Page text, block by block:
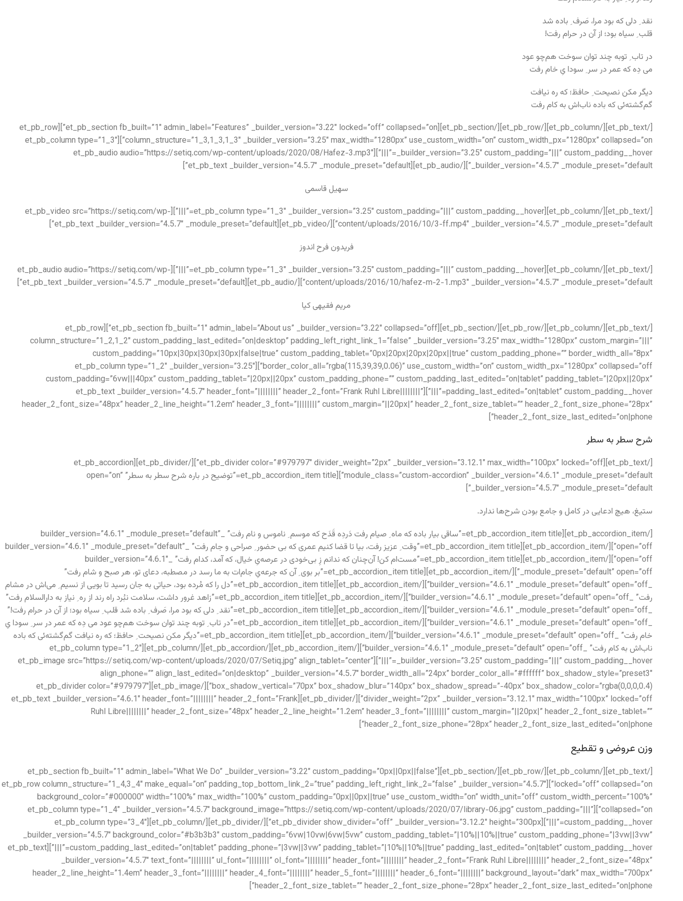
نقد ِ دلی که بود مرا، صَرف ِ باده شد
قلب ِ سیاه بود؛ از آن در حرام رفت!
در تاب ِ توبه چند توان سوخت هم‌چو عود
می دِه که عمر در سر ِ سودا یِ خام رفت
دیگر مکن نصیحت ِ حافظ؛ که ره نیافت
گم‌گشته‌ئی که باده ناب‌اش به کام رفت
[/et_pb_text][/et_pb_column][/et_pb_row][/et_pb_section][et_pb_section fb_built=”1″ admin_label=”Features” _builder_version=”3.22″ locked=”off” collapsed=”on”][et_pb_row
column_structure=”1_3,1_3,1_3″ _builder_version=”3.25″ max_width=”1280px” use_custom_width=”on” custom_width_px=”1280px” collapsed=”on”][et_pb_column type=”1_3″
_builder_version=”3.25″ custom_padding=”|||” custom_padding__hover=”|||”][et_pb_audio audio=”https://setiq.com/wp-content/uploads/2020/08/Hafez-3.mp3″
_builder_version=”4.5.7″ _module_preset=”default”][/et_pb_audio][et_pb_text _builder_version=”4.5.7″ _module_preset=”default”]
سهیل قاسمی
[/et_pb_text][/et_pb_column][et_pb_column type=”1_3″ _builder_version=”3.25″ custom_padding=”|||” custom_padding__hover=”|||”][et_pb_video src=”https://setiq.com/wp-
content/uploads/2016/10/3-ff.mp4″ _builder_version=”4.5.7″ _module_preset=”default”][/et_pb_video][et_pb_text _builder_version=”4.5.7″ _module_preset=”default”]
فریدون فرح اندوز
[/et_pb_text][/et_pb_column][et_pb_column type=”1_3″ _builder_version=”3.25″ custom_padding=”|||” custom_padding__hover=”|||”][et_pb_audio audio=”https://setiq.com/wp-
content/uploads/2016/10/hafez-m-2-1.mp3″ _builder_version=”4.5.7″ _module_preset=”default”][/et_pb_audio][et_pb_text _builder_version=”4.5.7″ _module_preset=”default”]
مریم فقیهی کیا
[/et_pb_text][/et_pb_column][/et_pb_row][/et_pb_section][et_pb_section fb_built=”1″ admin_label=”About us” _builder_version=”3.22″ collapsed=”off”][et_pb_row
column_structure=”1_2,1_2″ custom_padding_last_edited=”on|desktop” padding_left_right_link_1=”false” _builder_version=”3.25″ max_width=”1280px” custom_margin=”|||”
custom_padding=”10px|30px|30px|30px|false|true” custom_padding_tablet=”0px|20px|20px|20px||true” custom_padding_phone=”” border_width_all=”8px”
border_color_all=”rgba(115,39,39,0.06)” use_custom_width=”on” custom_width_px=”1280px” collapsed=”off”][et_pb_column type=”1_2″ _builder_version=”3.25″
custom_padding=”6vw|||40px” custom_padding_tablet=”|20px||20px” custom_padding_phone=”” custom_padding_last_edited=”on|tablet” padding_tablet=”|20px||20px”
padding_last_edited=”on|tablet” custom_padding__hover=”|||”][et_pb_text _builder_version=”4.5.7″ header_font=”||||||||” header_2_font=”Frank Ruhl Libre||||||||”
header_2_font_size=”48px” header_2_line_height=”1.2em” header_3_font=”||||||||” custom_margin=”||20px|” header_2_font_size_tablet=”” header_2_font_size_phone=”28px”
header_2_font_size_last_edited=”on|phone”]
شرح سطر به سطر
[/et_pb_text][et_pb_divider color=”#979797″ divider_weight=”2px” _builder_version=”3.12.1″ max_width=”100px” locked=”off”][/et_pb_divider][et_pb_accordion
module_class=”custom-accordion” _builder_version=”4.6.1″ _module_preset=”default”][et_pb_accordion_item title=”توضیح در باره شرح سطر به سطر” open=”on”
_builder_version=”4.5.7″ _module_preset=”default”]
ستیغ، هیچ ادعایی در کامل و جامع بودن شرح‌ها ندارد.
[/et_pb_accordion_item][et_pb_accordion_item title=”ساقی بیار باده که ماه ِ صیام رفت دَردِه قَدَح که موسم ِ ناموس و نام رفت” _builder_version=”4.6.1″ _module_preset=”default”
open=”off”][/et_pb_accordion_item][et_pb_accordion_item title=”وقت ِ عزیز رفت، بیا تا قضا کنیم عمری که بی حضور ِ صراحی و جام رفت” _builder_version=”4.6.1″ _module_preset=”default”
open=”off”][/et_pb_accordion_item][et_pb_accordion_item title=”مست‌ام کن! آن‌چنان که ندانم زِ بی‌خودی در عرصه‌یِ خیال، که آمد، کدام رفت” _builder_version=”4.6.1″
_module_preset=”default” open=”off”][/et_pb_accordion_item][et_pb_accordion_item title=”بر بوی ِ آن که جرعه‌یِ جام‌ات به ما رسد در مصطبه، دعای تو، هر صبح و شام رفت”
_builder_version=”4.6.1″ _module_preset=”default” open=”off”][/et_pb_accordion_item][et_pb_accordion_item title=”دل را که مُرده بود، حیاتی به جان رسید تا بویی از نسیم ِ می‌اش در مشام
رفت” _builder_version=”4.6.1″ _module_preset=”default” open=”off”][/et_pb_accordion_item][et_pb_accordion_item title=”زاهد غرور داشت، سلامت نبُرد راه رند از ره ِ نیاز به دارالسلام رفت”
_builder_version=”4.6.1″ _module_preset=”default” open=”off”][/et_pb_accordion_item][et_pb_accordion_item title=”نقد ِ دلی که بود مرا، صَرف ِ باده شد قلب ِ سیاه بود؛ از آن در حرام رفت!”
_builder_version=”4.6.1″ _module_preset=”default” open=”off”][/et_pb_accordion_item][et_pb_accordion_item title=”در تاب ِ توبه چند توان سوخت هم‌چو عود می دِه که عمر در سر ِ سودا یِ
خام رفت” _builder_version=”4.6.1″ _module_preset=”default” open=”off”][/et_pb_accordion_item][et_pb_accordion_item title=”دیگر مکن نصیحت ِ حافظ؛ که ره نیافت گم‌گشته‌ئی که باده
ناب‌اش به کام رفت” _builder_version=”4.6.1″ _module_preset=”default” open=”off”][/et_pb_accordion_item][/et_pb_accordion][/et_pb_column][et_pb_column type=”1_2″
_builder_version=”3.25″ custom_padding=”|||” custom_padding__hover=”|||”][et_pb_image src=”https://setiq.com/wp-content/uploads/2020/07/Setiq.jpg” align_tablet=”center”
align_phone=”” align_last_edited=”on|desktop” _builder_version=”4.5.7″ border_width_all=”24px” border_color_all=”#ffffff” box_shadow_style=”preset3″
box_shadow_vertical=”70px” box_shadow_blur=”140px” box_shadow_spread=”-40px” box_shadow_color=”rgba(0,0,0,0.4)”][/et_pb_image][et_pb_divider color=”#979797″
divider_weight=”2px” _builder_version=”3.12.1″ max_width=”100px” locked=”off”][/et_pb_divider][et_pb_text _builder_version=”4.6.1″ header_font=”||||||||” header_2_font=”Frank
Ruhl Libre||||||||” header_2_font_size=”48px” header_2_line_height=”1.2em” header_3_font=”||||||||” custom_margin=”||20px|” header_2_font_size_tablet=””
header_2_font_size_phone=”28px” header_2_font_size_last_edited=”on|phone”]
وزن عروضی و تقطیع
[/et_pb_text][/et_pb_column][/et_pb_row][/et_pb_section][et_pb_section fb_built=”1″ admin_label=”What We Do” _builder_version=”3.22″ custom_padding=”0px||0px||false”
locked=”off” collapsed=”on”][et_pb_row column_structure=”1_4,3_4″ make_equal=”on” padding_top_bottom_link_2=”true” padding_left_right_link_2=”false” _builder_version=”4.5.7″
background_color=”#000000″ width=”100%” max_width=”100%” custom_padding=”0px||0px||true” use_custom_width=”on” width_unit=”off” custom_width_percent=”100%”
collapsed=”on”][et_pb_column type=”1_4″ _builder_version=”4.5.7″ background_image=”https://setiq.com/wp-content/uploads/2020/07/library-06.jpg” custom_padding=”|||”
custom_padding__hover=”|||”][et_pb_divider show_divider=”off” _builder_version=”3.12.2″ height=”300px”][/et_pb_divider][/et_pb_column][et_pb_column type=”3_4″
_builder_version=”4.5.7″ background_color=”#b3b3b3″ custom_padding=”6vw|10vw|6vw|5vw” custom_padding_tablet=”|10%||10%||true” custom_padding_phone=”|3vw||3vw”
custom_padding_last_edited=”on|tablet” padding_phone=”|3vw||3vw” padding_tablet=”|10%||10%||true” padding_last_edited=”on|tablet” custom_padding__hover=”|||”][et_pb_text
_builder_version=”4.5.7″ text_font=”||||||||” ul_font=”||||||||” ol_font=”||||||||” header_font=”||||||||” header_2_font=”Frank Ruhl Libre||||||||” header_2_font_size=”48px”
header_2_line_height=”1.4em” header_3_font=”||||||||” header_4_font=”||||||||” header_5_font=”||||||||” header_6_font=”||||||||” background_layout=”dark” max_width=”700px”
header_2_font_size_tablet=”” header_2_font_size_phone=”28px” header_2_font_size_last_edited=”on|phone”]